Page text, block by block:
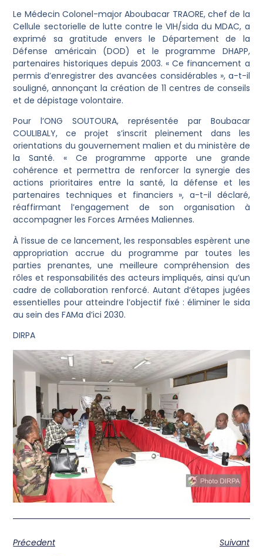
Le Médecin Colonel-major Aboubacar TRAORE, chef de la
Cellule sectorielle de lutte contre le VIH/sida du MDAC, a
exprimé sa gratitude envers le Département de la
Défense américain (DOD) et le programme DHAPP,
partenaires historiques depuis 2003. « Ce financement a
permis d’enregistrer des avancées considérables », a-t-il
souligné, annonçant la création de 11 centres de conseils
et de dépistage volontaire.
Pour l’ONG SOUTOURA, représentée par Boubacar
COULIBALY, ce projet s’inscrit pleinement dans les
orientations du gouvernement malien et du ministère de
la Santé. « Ce programme apporte une grande
cohérence et permettra de renforcer la synergie des
actions prioritaires entre la santé, la défense et les
partenaires techniques et financiers », a-t-il déclaré,
réaffirmant l’engagement de son organisation à
accompagner les Forces Armées Maliennes.
À l’issue de ce lancement, les responsables espèrent une
appropriation accrue du programme par toutes les
parties prenantes, une meilleure compréhension des
rôles et responsabilités des acteurs impliqués, ainsi qu’un
cadre de collaboration renforcé. Autant d’étapes jugées
essentielles pour atteindre l’objectif fixé : éliminer le sida
au sein des FAMa d’ici 2030.
DIRPA
Précedent
Suivant